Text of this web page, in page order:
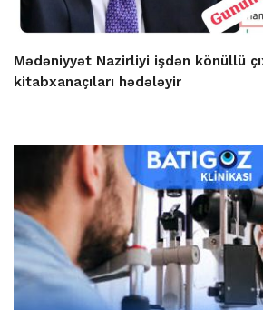
Mədəniyyət Nazirliyi işdən könüllü
kitabxanaçıları hədələyir